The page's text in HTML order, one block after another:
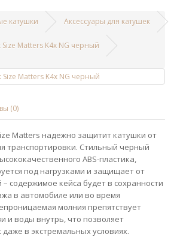
катушки Аксессуары для катушек
Size Matters K4x NG черный
(0)
Matters надежно защитит катушки от
транспортировки. Стильный черный
ABS-пластика,
под нагрузками и защищает от
содержимое кейса будет в сохранности
в автомобиле или во время
молния препятствует
и воды внутрь, что позволяет
даже в экстремальных условиях.